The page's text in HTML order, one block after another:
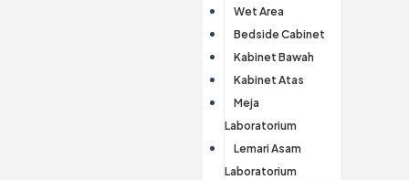
Wet Area
Bedside Cabinet
Kabinet Bawah
Kabinet Atas
Meja
Laboratorium
Lemari Asam
Laboratorium